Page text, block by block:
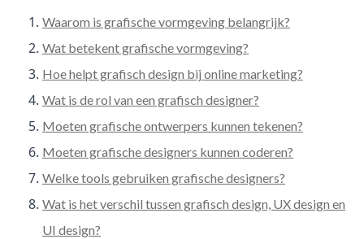
Waarom is grafische vormgeving belangrijk?
Wat betekent grafische vormgeving?
Hoe helpt grafisch design bij online marketing?
Wat is de rol van een grafisch designer?
Moeten grafische ontwerpers kunnen tekenen?
Moeten grafische designers kunnen coderen?
Welke tools gebruiken grafische designers?
Wat is het verschil tussen grafisch design, UX design en
UI design?